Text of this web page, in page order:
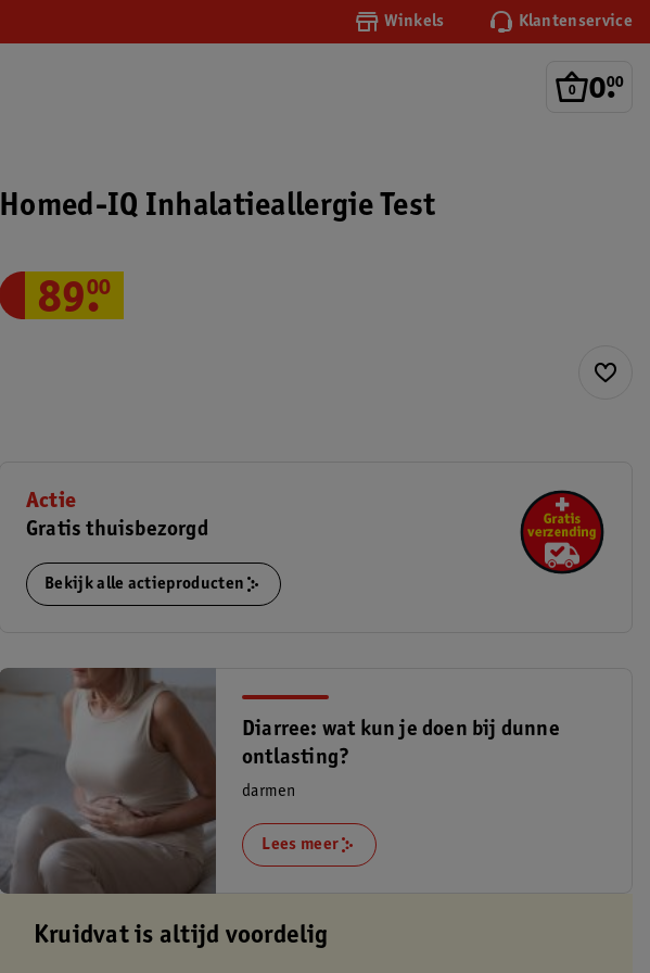
Winkels Klantenservice
0.
00
Homed-IQ Inhalatieallergie Test
89.
00
Actie
Gratis thuisbezorgd
Bekijk alle actieproducten
Diarree: wat kun je doen bij dunne
ontlasting?
darmen
Lees meer
Kruidvat is altijd voordelig